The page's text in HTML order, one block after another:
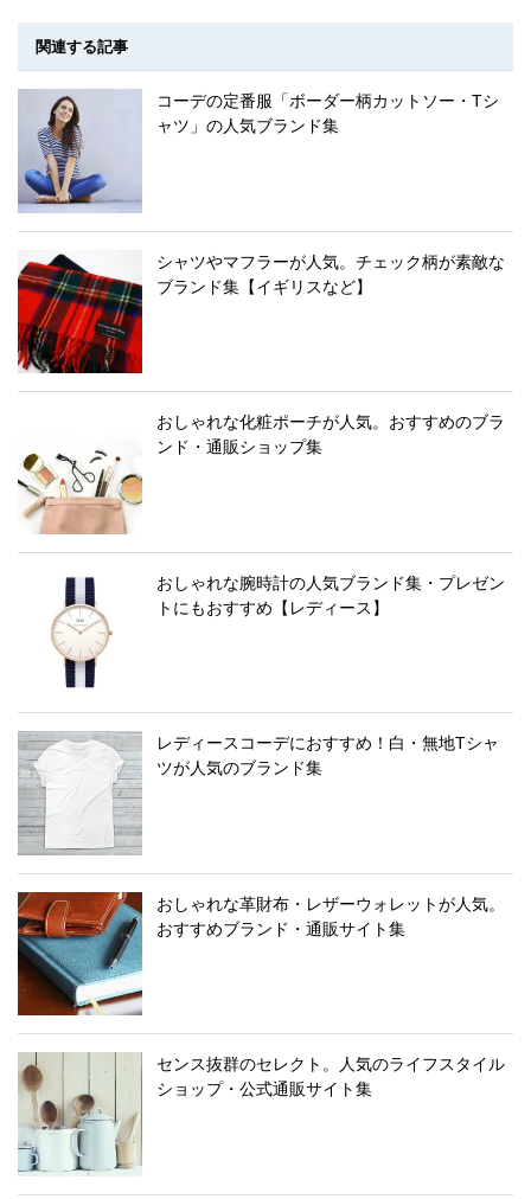
関連する記事
コーデの定番服「ボーダー柄カットソー・Tシ
ャツ」の人気ブランド集
シャツやマフラーが人気。チェック柄が素敵な
ブランド集【イギリスなど】
おしゃれな化粧ポーチが人気。おすすめのブラ
ンド・通販ショップ集
おしゃれな腕時計の人気ブランド集・プレゼン
トにもおすすめ【レディース】
レディースコーデにおすすめ！白・無地Tシャ
ツが人気のブランド集
おしゃれな革財布・レザーウォレットが人気。
おすすめブランド・通販サイト集
センス抜群のセレクト。人気のライフスタイル
ショップ・公式通販サイト集